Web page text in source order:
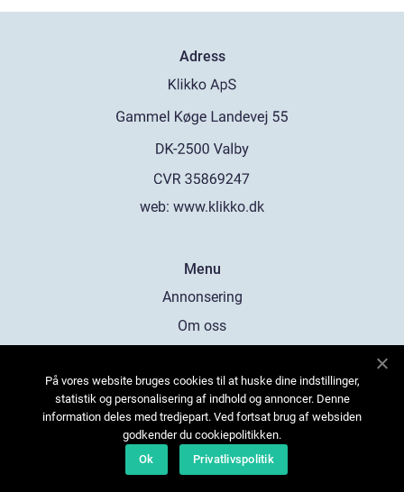
Adress
web: www.klikko.dk
Menu
Annonsering
Om oss
Kontakta oss
Sitemap
På vores website bruges cookies til at huske dine indstillinger,
statistik og personalisering af indhold og annoncer. Denne
information deles med tredjepart. Ved fortsat brug af websiden
godkender du cookiepolitikken.
Ok
Privatlivspolitik